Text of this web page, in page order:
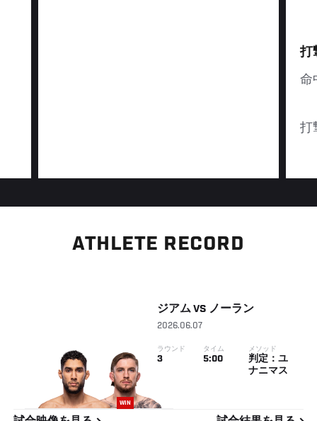
打
命
打
ATHLETE RECORD
WIN
ジアム VS ノーラン
2026.06.07
ラウンド
3
タイム
5:00
メソッド
判定：ユ
ナニマス